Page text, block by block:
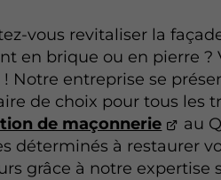
vous revitaliser la
en brique ou en pierre ?
Notre entreprise se
de choix pour tous les
de maçonnerie
au
déterminés à restaurer
grâce à notre expertise